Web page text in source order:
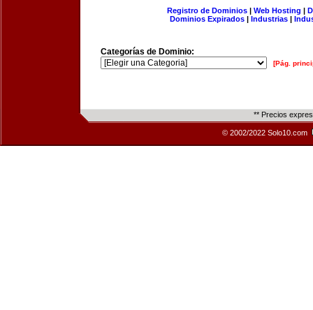
Registro de Dominios| Web Hosting |
Dominios Expirados | Industrias |
Categorías de Dominio:
[Pág.
** Precios
© 2002/2022 Solo10.com